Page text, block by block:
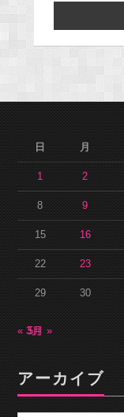
日
月
1 2
8 9
15 16
22 23
29 30
« 3月5月 »
アーカイブ